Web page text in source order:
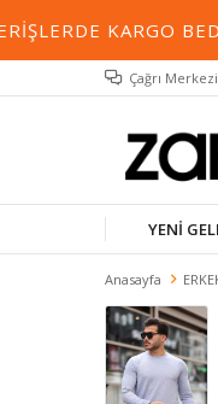
KARGO BEDAVA
Çağrı
YENİ
Anasayfa